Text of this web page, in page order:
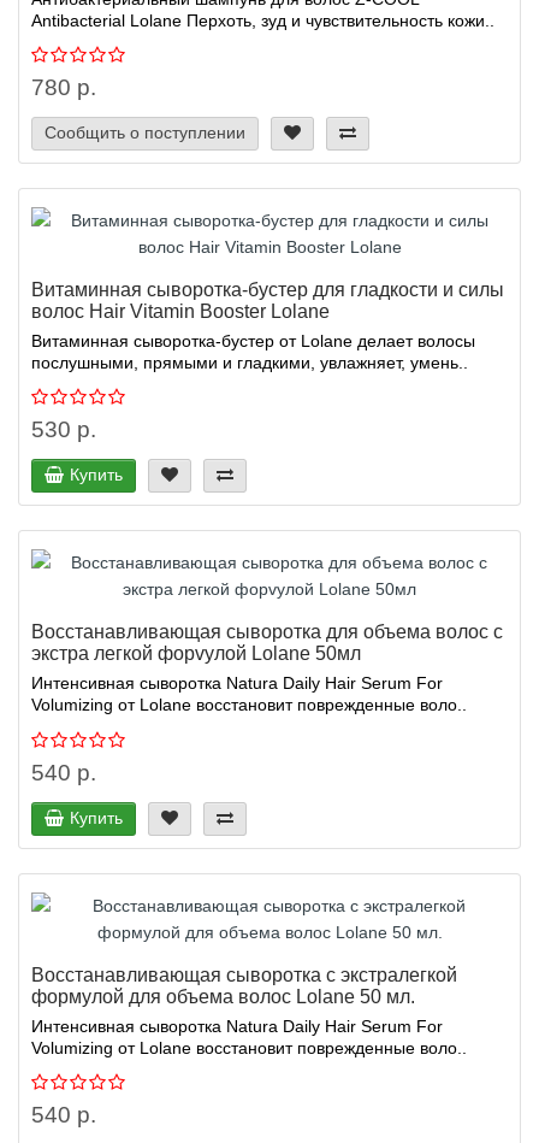
Antibacterial Lolane Перхоть, зуд и чувствительность кожи..
780 р.
Сообщить о поступлении
Витаминная сыворотка-бустер для гладкости и силы
волос Hair Vitamin Booster Lolane
Витаминная сыворотка-бустер от Lolane делает волосы
послушными, прямыми и гладкими, увлажняет, умень..
530 р.
Купить
Восстанавливающая сыворотка для объема волос с
экстра легкой форvулой Lolane 50мл
Интенсивная сыворотка Natura Daily Hair Serum For
Volumizing от Lolane восстановит поврежденные воло..
540 р.
Купить
Восстанавливающая сыворотка с экстралегкой
формулой для объема волос Lolane 50 мл.
Интенсивная сыворотка Natura Daily Hair Serum For
Volumizing от Lolane восстановит поврежденные воло..
540 р.